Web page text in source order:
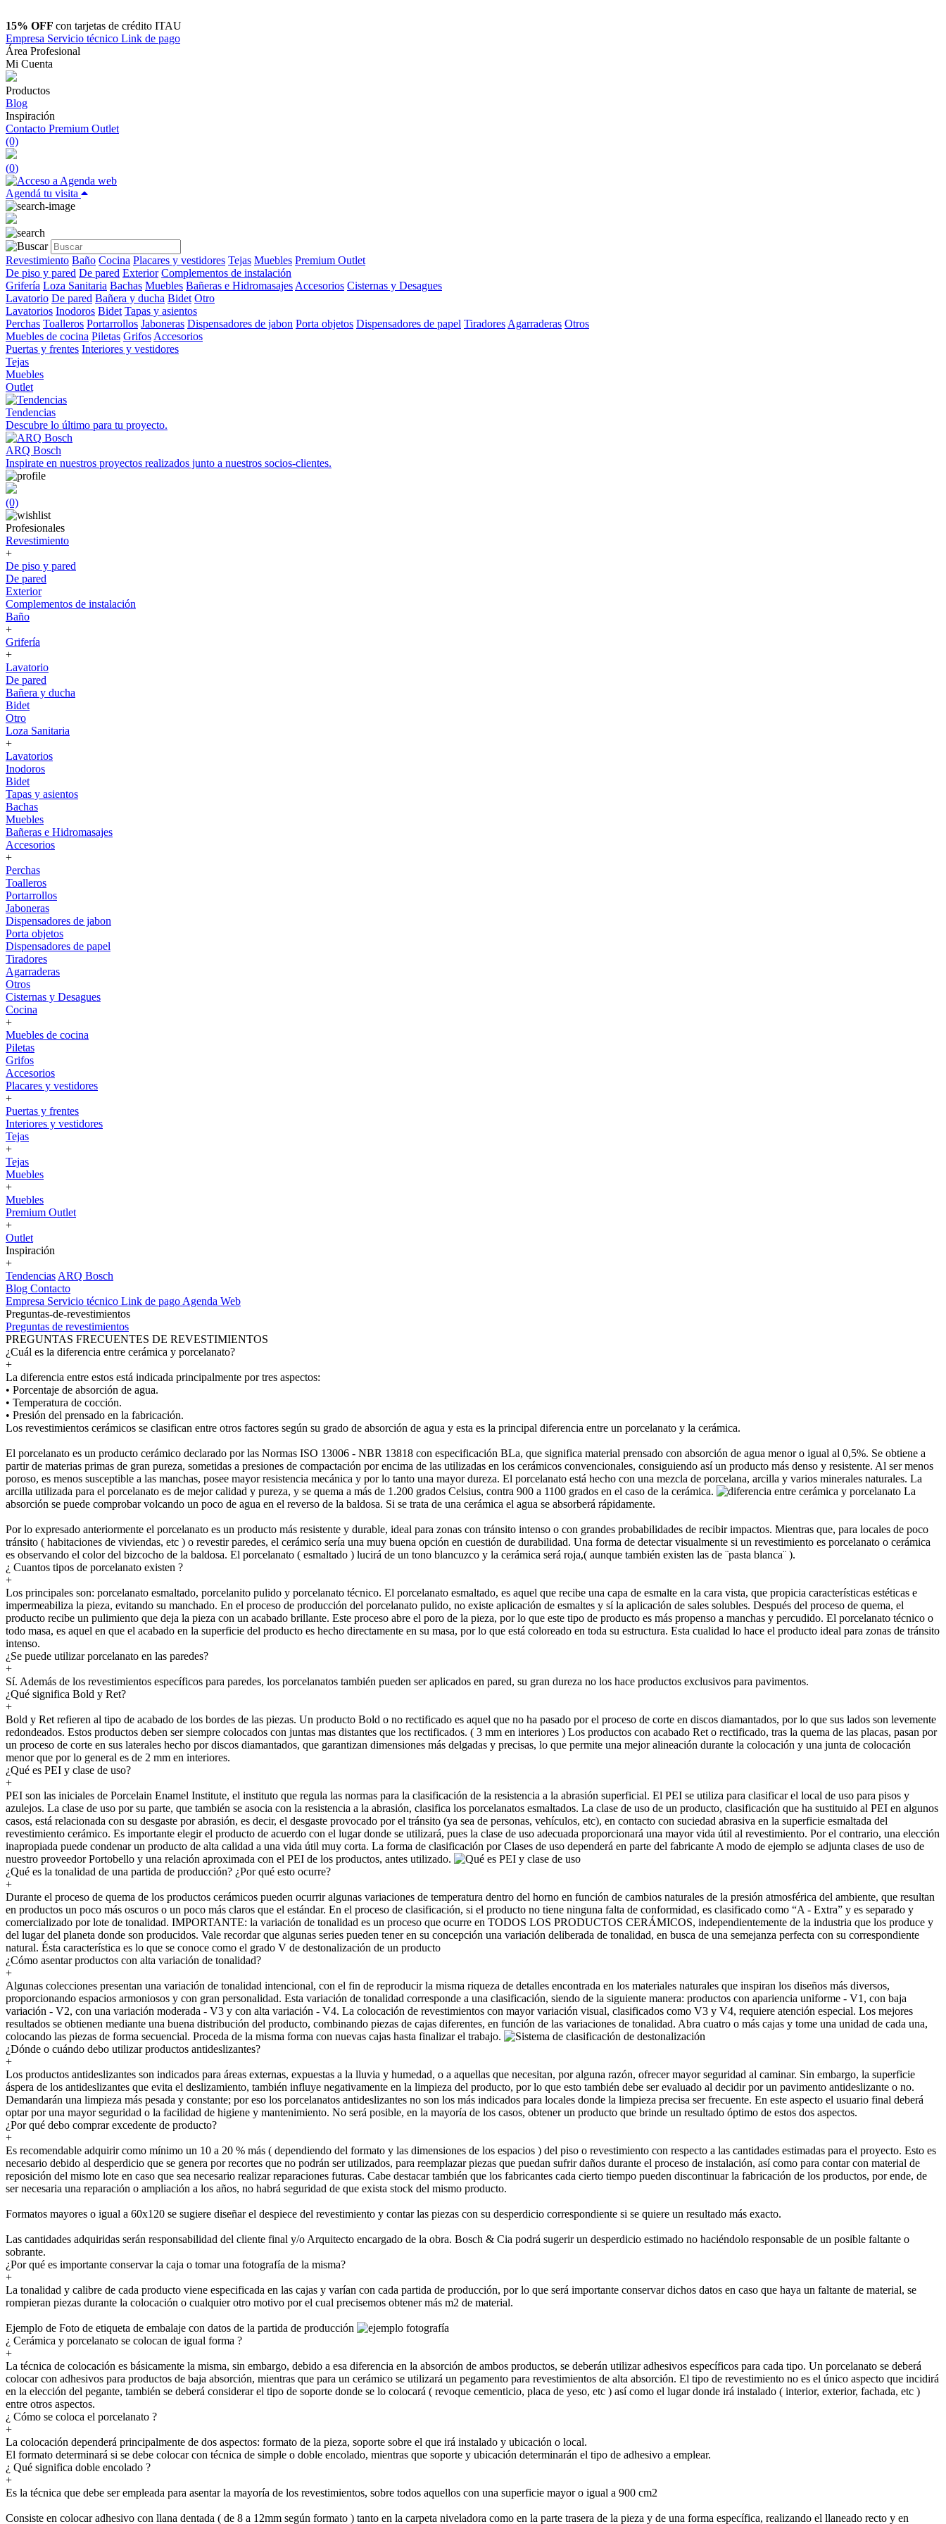
15% OFF con tarjetas de crédito ITAU
Empresa Servicio técnico Link de pago
Área Profesional
Mi Cuenta
Productos
Blog
Inspiración
Contacto Premium Outlet
(0)
(0)
Agendá tu visita
Revestimiento Baño Cocina Placares y vestidores Tejas Muebles Premium Outlet
De piso y pared De pared Exterior Complementos de instalación
Grifería Loza Sanitaria Bachas Muebles Bañeras e Hidromasajes Accesorios Cisternas y Desagues
Lavatorio De pared Bañera y ducha Bidet Otro
Lavatorios Inodoros Bidet Tapas y asientos
Perchas Toalleros Portarrollos Jaboneras Dispensadores de jabon Porta objetos Dispensadores de papel Tiradores Agarraderas Otros
Muebles de cocina Piletas Grifos Accesorios
Puertas y frentes Interiores y vestidores
Tejas
Muebles
Outlet
Tendencias
Descubre lo último para tu proyecto.
ARQ Bosch
Inspirate en nuestros proyectos realizados junto a nuestros socios-clientes.
(0)
Profesionales
Revestimiento
+
De piso y pared
De pared
Exterior
Complementos de instalación
Baño
+
Grifería
+
Lavatorio
De pared
Bañera y ducha
Bidet
Otro
Loza Sanitaria
+
Lavatorios
Inodoros
Bidet
Tapas y asientos
Bachas
Muebles
Bañeras e Hidromasajes
Accesorios
+
Perchas
Toalleros
Portarrollos
Jaboneras
Dispensadores de jabon
Porta objetos
Dispensadores de papel
Tiradores
Agarraderas
Otros
Cisternas y Desagues
Cocina
+
Muebles de cocina
Piletas
Grifos
Accesorios
Placares y vestidores
+
Puertas y frentes
Interiores y vestidores
Tejas
+
Tejas
Muebles
+
Muebles
Premium Outlet
+
Outlet
Inspiración
+
Tendencias ARQ Bosch
Blog Contacto
Empresa Servicio técnico Link de pago Agenda Web
Preguntas-de-revestimientos
Preguntas de revestimientos
PREGUNTAS FRECUENTES DE REVESTIMIENTOS
¿Cuál es la diferencia entre cerámica y porcelanato?
+
La diferencia entre estos está indicada principalmente por tres aspectos:
• Porcentaje de absorción de agua.
• Temperatura de cocción.
• Presión del prensado en la fabricación.
Los revestimientos cerámicos se clasifican entre otros factores según su grado de absorción de agua y esta es la principal diferencia entre un porcelanato y la cerámica.
El porcelanato es un producto cerámico declarado por las Normas ISO 13006 - NBR 13818 con especificación BLa, que significa material prensado con absorción de agua menor o igual al 0,5%. Se obtiene a
partir de materias primas de gran pureza, sometidas a presiones de compactación por encima de las utilizadas en los cerámicos convencionales, consiguiendo así un producto más denso y resistente. Al ser menos
poroso, es menos susceptible a las manchas, posee mayor resistencia mecánica y por lo tanto una mayor dureza. El porcelanato está hecho con una mezcla de porcelana, arcilla y varios minerales naturales. La
arcilla utilizada para el porcelanato es de mejor calidad y pureza, y se quema a más de 1.200 grados Celsius, contra 900 a 1100 grados en el caso de la cerámica.
La
absorción se puede comprobar volcando un poco de agua en el reverso de la baldosa. Si se trata de una cerámica el agua se absorberá rápidamente.
Por lo expresado anteriormente el porcelanato es un producto más resistente y durable, ideal para zonas con tránsito intenso o con grandes probabilidades de recibir impactos. Mientras que, para locales de poco
tránsito ( habitaciones de viviendas, etc ) o revestir paredes, el cerámico sería una muy buena opción en cuestión de durabilidad. Una forma de detectar visualmente si un revestimiento es porcelanato o cerámica
es observando el color del bizcocho de la baldosa. El porcelanato ( esmaltado ) lucirá de un tono blancuzco y la cerámica será roja,( aunque también existen las de ¨pasta blanca¨ ).
¿ Cuantos tipos de porcelanato existen ?
+
Los principales son: porcelanato esmaltado, porcelanito pulido y porcelanato técnico. El porcelanato esmaltado, es aquel que recibe una capa de esmalte en la cara vista, que propicia características estéticas e
impermeabiliza la pieza, evitando su manchado. En el proceso de producción del porcelanato pulido, no existe aplicación de esmaltes y sí la aplicación de sales solubles. Después del proceso de quema, el
producto recibe un pulimiento que deja la pieza con un acabado brillante. Este proceso abre el poro de la pieza, por lo que este tipo de producto es más propenso a manchas y percudido. El porcelanato técnico o
todo masa, es aquel en que el acabado en la superficie del producto es hecho directamente en su masa, por lo que está coloreado en toda su estructura. Esta cualidad lo hace el producto ideal para zonas de tránsito
intenso.
¿Se puede utilizar porcelanato en las paredes?
+
Sí. Además de los revestimientos específicos para paredes, los porcelanatos también pueden ser aplicados en pared, su gran dureza no los hace productos exclusivos para pavimentos.
¿Qué significa Bold y Ret?
+
Bold y Ret refieren al tipo de acabado de los bordes de las piezas. Un producto Bold o no rectificado es aquel que no ha pasado por el proceso de corte en discos diamantados, por lo que sus lados son levemente
redondeados. Estos productos deben ser siempre colocados con juntas mas distantes que los rectificados. ( 3 mm en interiores ) Los productos con acabado Ret o rectificado, tras la quema de las placas, pasan por
un proceso de corte en sus laterales hecho por discos diamantados, que garantizan dimensiones más delgadas y precisas, lo que permite una mejor alineación durante la colocación y una junta de colocación
menor que por lo general es de 2 mm en interiores.
¿Qué es PEI y clase de uso?
+
PEI son las iniciales de Porcelain Enamel Institute, el instituto que regula las normas para la clasificación de la resistencia a la abrasión superficial. El PEI se utiliza para clasificar el local de uso para pisos y
azulejos. La clase de uso por su parte, que también se asocia con la resistencia a la abrasión, clasifica los porcelanatos esmaltados. La clase de uso de un producto, clasificación que ha sustituido al PEI en algunos
casos, está relacionada con su desgaste por abrasión, es decir, el desgaste provocado por el tránsito (ya sea de personas, vehículos, etc), en contacto con suciedad abrasiva en la superficie esmaltada del
revestimiento cerámico. Es importante elegir el producto de acuerdo con el lugar donde se utilizará, pues la clase de uso adecuada proporcionará una mayor vida útil al revestimiento. Por el contrario, una elección
inapropiada puede condenar un producto de alta calidad a una vida útil muy corta. La forma de clasificación por Clases de uso dependerá en parte del fabricante A modo de ejemplo se adjunta clases de uso de
nuestro proveedor Portobello y una relación aproximada con el PEI de los productos, antes utilizado.
¿Qué es la tonalidad de una partida de producción? ¿Por qué esto ocurre?
+
Durante el proceso de quema de los productos cerámicos pueden ocurrir algunas variaciones de temperatura dentro del horno en función de cambios naturales de la presión atmosférica del ambiente, que resultan
en productos un poco más oscuros o un poco más claros que el estándar. En el proceso de clasificación, si el producto no tiene ninguna falta de conformidad, es clasificado como “A - Extra” y es separado y
comercializado por lote de tonalidad. IMPORTANTE: la variación de tonalidad es un proceso que ocurre en TODOS LOS PRODUCTOS CERÁMICOS, independientemente de la industria que los produce y
del lugar del planeta donde son producidos. Vale recordar que algunas series pueden tener en su concepción una variación deliberada de tonalidad, en busca de una semejanza perfecta con su correspondiente
natural. Ésta característica es lo que se conoce como el grado V de destonalización de un producto
¿Cómo asentar productos con alta variación de tonalidad?
+
Algunas colecciones presentan una variación de tonalidad intencional, con el fin de reproducir la misma riqueza de detalles encontrada en los materiales naturales que inspiran los diseños más diversos,
proporcionando espacios armoniosos y con gran personalidad. Esta variación de tonalidad corresponde a una clasificación, siendo de la siguiente manera: productos con apariencia uniforme - V1, con baja
variación - V2, con una variación moderada - V3 y con alta variación - V4. La colocación de revestimientos con mayor variación visual, clasificados como V3 y V4, requiere atención especial. Los mejores
resultados se obtienen mediante una buena distribución del producto, combinando piezas de cajas diferentes, en función de las variaciones de tonalidad. Abra cuatro o más cajas y tome una unidad de cada una,
colocando las piezas de forma secuencial. Proceda de la misma forma con nuevas cajas hasta finalizar el trabajo.
¿Dónde o cuándo debo utilizar productos antideslizantes?
+
Los productos antideslizantes son indicados para áreas externas, expuestas a la lluvia y humedad, o a aquellas que necesitan, por alguna razón, ofrecer mayor seguridad al caminar. Sin embargo, la superficie
áspera de los antideslizantes que evita el deslizamiento, también influye negativamente en la limpieza del producto, por lo que esto también debe ser evaluado al decidir por un pavimento antideslizante o no.
Demandarán una limpieza más pesada y constante; por eso los porcelanatos antideslizantes no son los más indicados para locales donde la limpieza precisa ser frecuente. En este aspecto el usuario final deberá
optar por una mayor seguridad o la facilidad de higiene y mantenimiento. No será posible, en la mayoría de los casos, obtener un producto que brinde un resultado óptimo de estos dos aspectos.
¿Por qué debo comprar excedente de producto?
+
Es recomendable adquirir como mínimo un 10 a 20 % más ( dependiendo del formato y las dimensiones de los espacios ) del piso o revestimiento con respecto a las cantidades estimadas para el proyecto. Esto es
necesario debido al desperdicio que se genera por recortes que no podrán ser utilizados, para reemplazar piezas que puedan sufrir daños durante el proceso de instalación, así como para contar con material de
reposición del mismo lote en caso que sea necesario realizar reparaciones futuras. Cabe destacar también que los fabricantes cada cierto tiempo pueden discontinuar la fabricación de los productos, por ende, de
ser necesaria una reparación o ampliación a los años, no habrá seguridad de que exista stock del mismo producto.
Formatos mayores o igual a 60x120 se sugiere diseñar el despiece del revestimiento y contar las piezas con su desperdicio correspondiente si se quiere un resultado más exacto.
Las cantidades adquiridas serán responsabilidad del cliente final y/o Arquitecto encargado de la obra. Bosch & Cia podrá sugerir un desperdicio estimado no haciéndolo responsable de un posible faltante o
sobrante.
¿Por qué es importante conservar la caja o tomar una fotografía de la misma?
+
La tonalidad y calibre de cada producto viene especificada en las cajas y varían con cada partida de producción, por lo que será importante conservar dichos datos en caso que haya un faltante de material, se
rompieran piezas durante la colocación o cualquier otro motivo por el cual precisemos obtener más m2 de material.
Ejemplo de Foto de etiqueta de embalaje con datos de la partida de producción
¿ Cerámica y porcelanato se colocan de igual forma ?
+
La técnica de colocación es básicamente la misma, sin embargo, debido a esa diferencia en la absorción de ambos productos, se deberán utilizar adhesivos específicos para cada tipo. Un porcelanato se deberá
colocar con adhesivos para productos de baja absorción, mientras que para un cerámico se utilizará un pegamento para revestimientos de alta absorción. El tipo de revestimiento no es el único aspecto que incidirá
en la elección del pegante, también se deberá considerar el tipo de soporte donde se lo colocará ( revoque cementicio, placa de yeso, etc ) así como el lugar donde irá instalado ( interior, exterior, fachada, etc )
entre otros aspectos.
¿ Cómo se coloca el porcelanato ?
+
La colocación dependerá principalmente de dos aspectos: formato de la pieza, soporte sobre el que irá instalado y ubicación o local.
El formato determinará si se debe colocar con técnica de simple o doble encolado, mientras que soporte y ubicación determinarán el tipo de adhesivo a emplear.
¿ Qué significa doble encolado ?
+
Es la técnica que debe ser empleada para asentar la mayoría de los revestimientos, sobre todos aquellos con una superficie mayor o igual a 900 cm2
Consiste en colocar adhesivo con llana dentada ( de 8 a 12mm según formato ) tanto en la carpeta niveladora como en la parte trasera de la pieza y de una forma específica, realizando el llaneado recto y en